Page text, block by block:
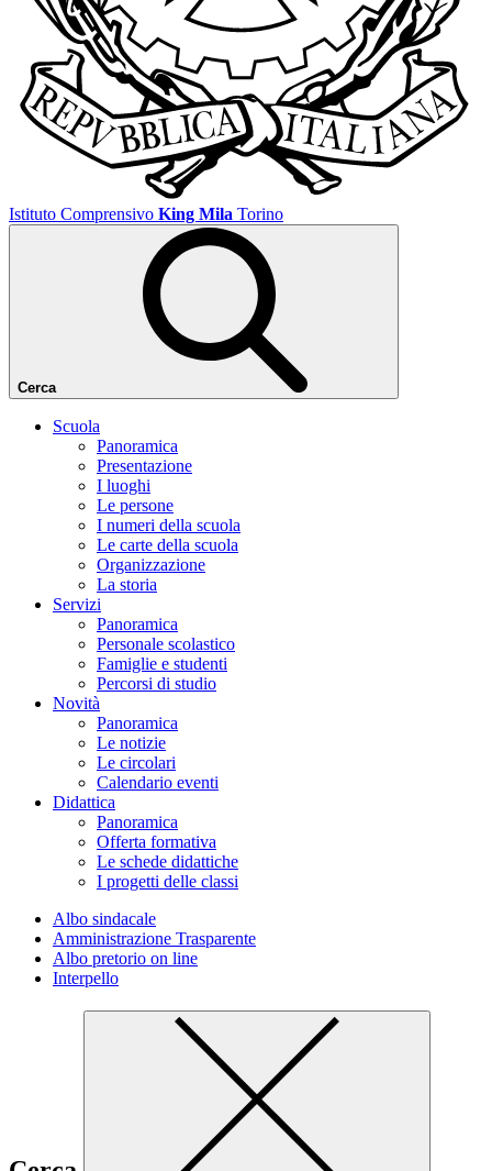
Istituto Comprensivo King Mila Torino
Cerca
Scuola
Panoramica
Presentazione
I luoghi
Le persone
I numeri della scuola
Le carte della scuola
Organizzazione
La storia
Servizi
Panoramica
Personale scolastico
Famiglie e studenti
Percorsi di studio
Novità
Panoramica
Le notizie
Le circolari
Calendario eventi
Didattica
Panoramica
Offerta formativa
Le schede didattiche
I progetti delle classi
Albo sindacale
Amministrazione Trasparente
Albo pretorio on line
Interpello